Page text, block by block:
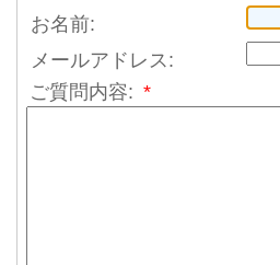
お名前:
メールアドレス:
ご質問内容: *